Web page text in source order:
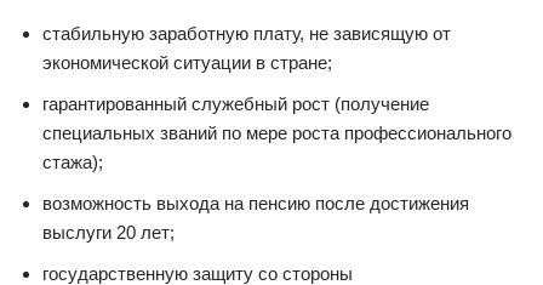
стабильную заработную плату, не зависящую от
экономической ситуации в стране;
гарантированный служебный рост (получение
специальных званий по мере роста профессионального
стажа);
возможность выхода на пенсию после достижения
выслуги 20 лет;
государственную защиту со стороны